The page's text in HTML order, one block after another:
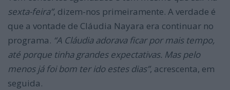
sexta-feira”, dizem-nos primeiramente. A verdade é
que a vontade de Cláudia Nayara era continuar no
programa. “A Cláudia adorava ficar por mais tempo,
até porque tinha grandes expectativas. Mas pelo
menos já foi bom ter ido estes dias”, acrescenta, em
seguida.